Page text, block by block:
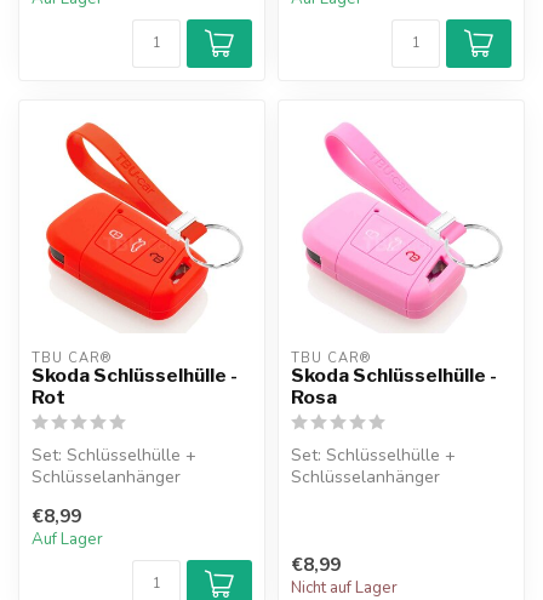
TBU CAR®
Skoda Schlüsselhülle -
Rot
Set: Schlüsselhülle +
Schlüsselanhänger
€8,99
Auf Lager
TBU CAR®
Skoda Schlüsselhülle -
Rosa
Set: Schlüsselhülle +
Schlüsselanhänger
€8,99
Nicht auf Lager